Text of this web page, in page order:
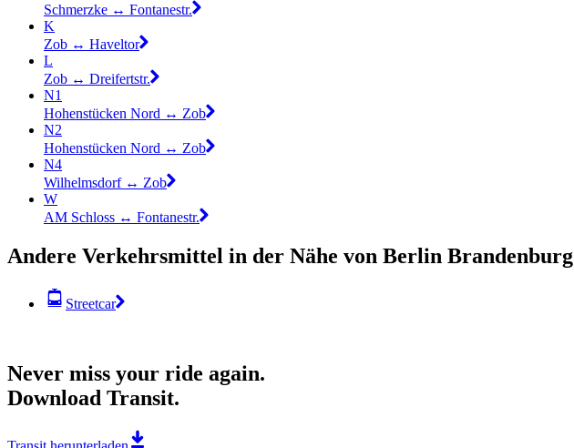
Schmerzke ↔︎ Fontanestr.
K
Zob ↔︎ Haveltor
L
Zob ↔︎ Dreifertstr.
N1
Hohenstücken Nord ↔︎ Zob
N2
Hohenstücken Nord ↔︎ Zob
N4
Wilhelmsdorf ↔︎ Zob
W
AM Schloss ↔︎ Fontanestr.
Andere Verkehrsmittel in der Nähe von Berlin Brandenburg
Streetcar
Never miss your ride again.
Download Transit.